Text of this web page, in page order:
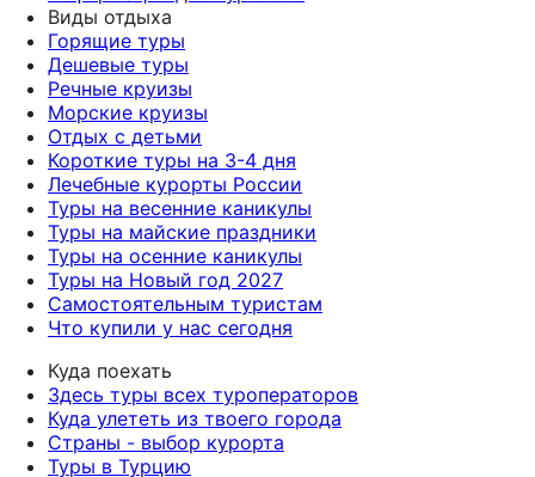
Виды отдыха
Горящие туры
Дешевые туры
Речные круизы
Морские круизы
Отдых с детьми
Короткие туры на 3-4 дня
Лечебные курорты России
Туры на весенние каникулы
Туры на майские праздники
Туры на осенние каникулы
Туры на Новый год 2027
Самостоятельным туристам
Что купили у нас сегодня
Куда поехать
Здесь туры всех туроператоров
Куда улететь из твоего города
Страны - выбор курорта
Туры в Турцию